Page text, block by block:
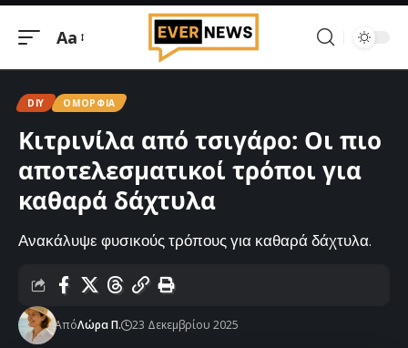
Μεγέθυνση
Aa
DIY ΟΜΟΡΦΙΆ
Κιτρινίλα από τσιγάρο: Οι πιο
αποτελεσματικοί τρόποι για
καθαρά δάχτυλα
Ανακάλυψε φυσικούς τρόπους για καθαρά δάχτυλα.
ΑπόΛώρα Π. 23 Δεκεμβρίου 2025